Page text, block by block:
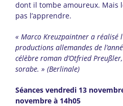
dont il tombe amoureux. Mais
pas l’apprendre.
« Marco Kreuzpaintner a réalisé
productions allemandes de
célèbre roman d’Otfried
sorabe. » (Berlinale)
Séances vendredi 13
novembre à 14h05